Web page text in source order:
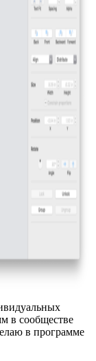
в сообществе
в программе